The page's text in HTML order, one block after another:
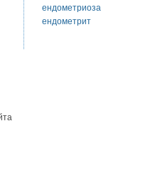
ендометриоза
ендометрит